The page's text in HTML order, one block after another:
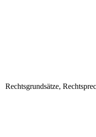
Rechtsgrundsätze,